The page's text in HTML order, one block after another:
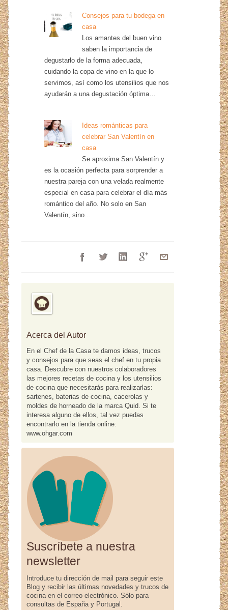
Consejos para tu bodega en
casa
Los amantes del buen vino
saben la importancia de
degustarlo de la forma adecuada,
cuidando la copa de vino en la que lo
servimos, así como los utensilios que nos
ayudarán a una degustación óptima…
Ideas románticas para
celebrar San Valentín en
casa
Se aproxima San Valentín y
es la ocasión perfecta para sorprender a
nuestra pareja con una velada realmente
especial en casa para celebrar el día más
romántico del año. No solo en San
Valentín, sino…
Acerca del Autor
En el Chef de la Casa te damos ideas, trucos
y consejos para que seas el chef en tu propia
casa. Descubre con nuestros colaboradores
las mejores recetas de cocina y los utensilios
de cocina que necesitarás para realizarlas:
sartenes, baterias de cocina, cacerolas y
moldes de horneado de la marca Quid. Si te
interesa alguno de ellos, tal vez puedas
encontrarlo en la tienda online:
www.ohgar.com
Suscríbete a nuestra
newsletter
Introduce tu dirección de mail para seguir este
Blog y recibir las últimas novedades y trucos de
cocina en el correo electrónico. Sólo para
consultas de España y Portugal.